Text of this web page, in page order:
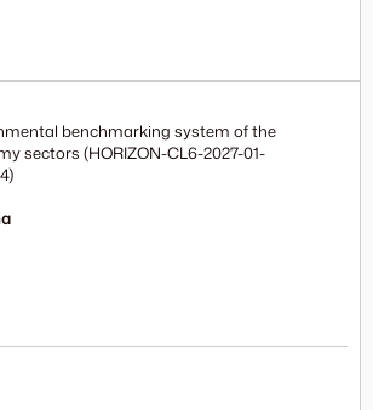
benchmarking system of the
sectors (HORIZON-CL6-2027-01-